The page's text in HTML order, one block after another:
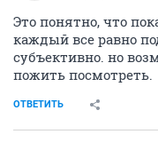
Это понятно, что
каждый все равно
субъективно. но
пожить посмотреть.
ОТВЕТИТЬ